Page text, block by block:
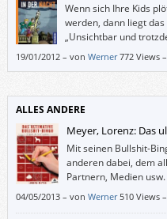
Wenn sich Ihre Kids
werden, dann liegt
„Unsichtbar und
19/01/2012– von Werner 772 Views –
ALLES ANDERE
Meyer, Lorenz: Das
Mit seinen Bullshit-
anderen dabei, dem
Partnern, Medien
mit je 20 Phrasen
04/05/2013– von Werner 510 Views –